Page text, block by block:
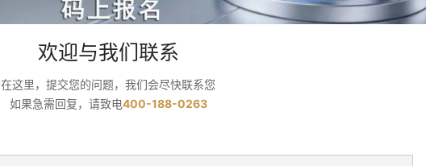
欢迎与我们联系
在这里，提交您的问题，我们会尽快联系您
如果急需回复，请致电400-188-0263